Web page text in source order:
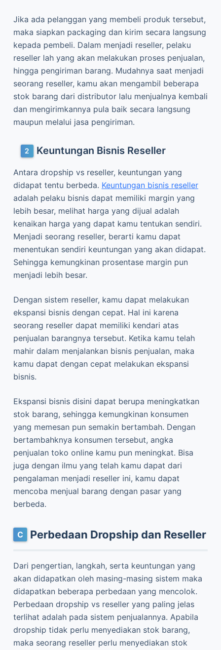
Jika ada pelanggan yang membeli produk tersebut,
maka siapkan packaging dan kirim secara langsung
kepada pembeli. Dalam menjadi reseller, pelaku
reseller lah yang akan melakukan proses penjualan,
hingga pengiriman barang. Mudahnya saat menjadi
seorang reseller, kamu akan mengambil beberapa
stok barang dari distributor lalu menjualnya kembali
dan mengirimkannya pula baik secara langsung
maupun melalui jasa pengiriman.
Keuntungan Bisnis Reseller
Antara dropship vs reseller, keuntungan yang
didapat tentu berbeda. Keuntungan bisnis reseller
adalah pelaku bisnis dapat memiliki margin yang
lebih besar, melihat harga yang dijual adalah
kenaikan harga yang dapat kamu tentukan sendiri.
Menjadi seorang reseller, berarti kamu dapat
menentukan sendiri keuntungan yang akan didapat.
Sehingga kemungkinan prosentase margin pun
menjadi lebih besar.
Dengan sistem reseller, kamu dapat melakukan
ekspansi bisnis dengan cepat. Hal ini karena
seorang reseller dapat memiliki kendari atas
penjualan barangnya tersebut. Ketika kamu telah
mahir dalam menjalankan bisnis penjualan, maka
kamu dapat dengan cepat melakukan ekspansi
bisnis.
Ekspansi bisnis disini dapat berupa meningkatkan
stok barang, sehingga kemungkinan konsumen
yang memesan pun semakin bertambah. Dengan
bertambahknya konsumen tersebut, angka
penjualan toko online kamu pun meningkat. Bisa
juga dengan ilmu yang telah kamu dapat dari
pengalaman menjadi reseller ini, kamu dapat
mencoba menjual barang dengan pasar yang
berbeda.
Perbedaan Dropship dan Reseller
Dari pengertian, langkah, serta keuntungan yang
akan didapatkan oleh masing-masing sistem maka
didapatkan beberapa perbedaan yang mencolok.
Perbedaan dropship vs reseller yang paling jelas
terlihat adalah pada sistem penjualannya. Apabila
dropship tidak perlu menyediakan stok barang,
maka seorang reseller perlu menyediakan stok